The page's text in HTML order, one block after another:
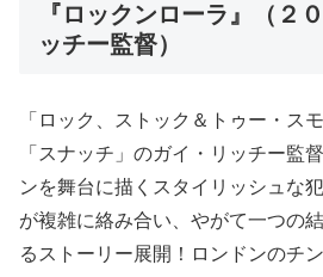
『ロックンローラ』（２
ッチー監督）
「ロック、ストック＆トゥー・ス
「スナッチ」のガイ・リッチー監
ンを舞台に描くスタイリッシュな
が複雑に絡み合い、やがて一つの
るストーリー展開！ロンドンのチ